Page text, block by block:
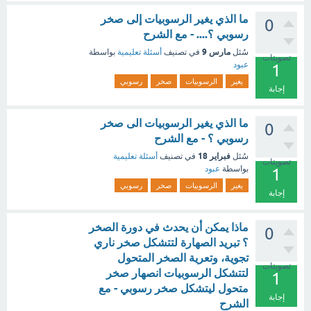
0
تصويتات
1
إجابة
ما الذي يغير الرسوبيات إلى صخر
رسوبي ؟.... - مع الشرح
سُئل مارس 9 في تصنيف أسئلة تعليمية بواسطة
عبود
يغير الرسوبيات صخر رسوبي
0
تصويتات
1
إجابة
ما الذي يغير الرسوبيات الى صخر
رسوبي ؟ - مع الشرح
سُئل فبراير 18 في تصنيف أسئلة تعليمية
بواسطة عبود
يغير الرسوبيات صخر رسوبي
0
تصويتات
1
إجابة
ماذا يمكن أن يحدث في دورة الصخر
؟ تبريد الصهارة لتتشكل صخر ناري
تجوية، وتعرية الصخر المتحول
لتتشكل الرسوبيات انصهار صخر
متحول ليتشكل صخر رسوبي - مع
الشرح